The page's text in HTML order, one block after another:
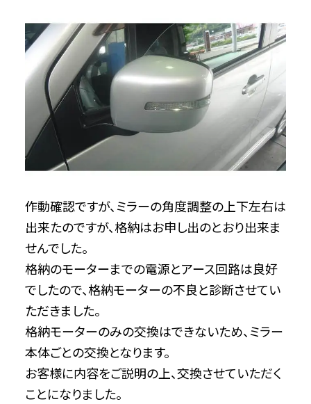
作動確認ですが、ミラーの角度調整の上下左右は
出来たのですが、格納はお申し出のとおり出来ま
せんでした。
格納のモーターまでの電源とアース回路は良好
でしたので、格納モーターの不良と診断させてい
ただきました。
格納モーターのみの交換はできないため、ミラー
本体ごとの交換となります。
お客様に内容をご説明の上、交換させていただく
ことになりました。